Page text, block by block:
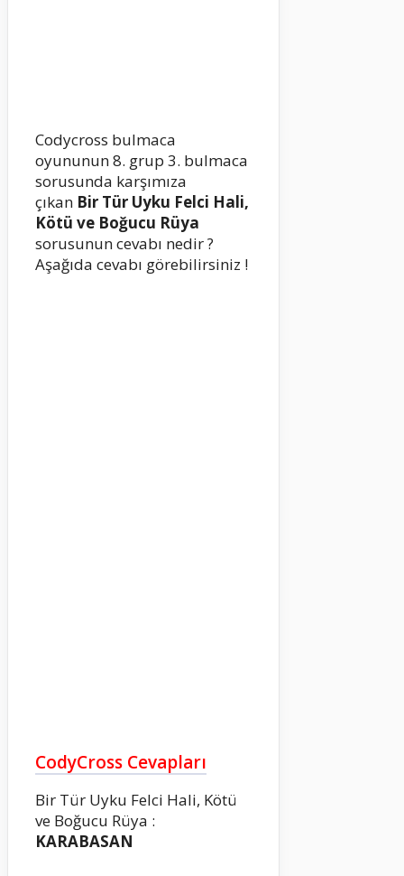
Codycross bulmaca
oyununun 8. grup 3. bulmaca
sorusunda karşımıza
çıkan Bir Tür Uyku Felci Hali,
Kötü ve Boğucu Rüya
sorusunun cevabı nedir ?
Aşağıda cevabı görebilirsiniz !
CodyCross Cevapları
Bir Tür Uyku Felci Hali, Kötü
ve Boğucu Rüya :
KARABASAN